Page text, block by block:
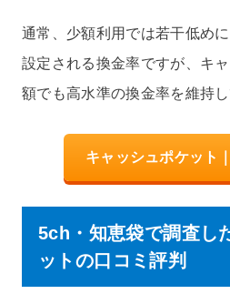
通常、少額利用では若干低め
設定される換金率ですが、キ
額でも高水準の換金率を維持し
キャッシュポケット
5ch・知恵袋で調査し
ットの口コミ評判